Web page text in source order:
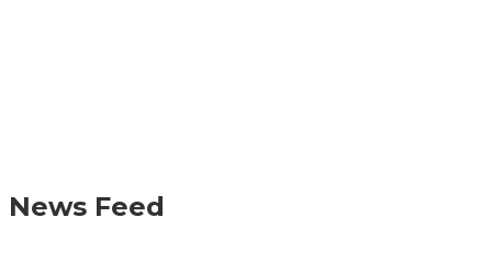
News Feed